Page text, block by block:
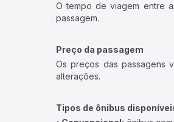
O tempo de viagem entre
passagem.
Preço da passagem
Os preços das passagens
alterações.
Tipos de ônibus